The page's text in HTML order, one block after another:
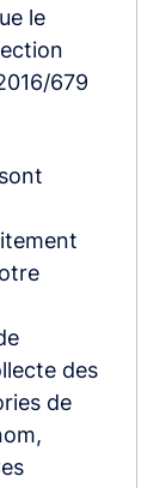
le
679
des
de